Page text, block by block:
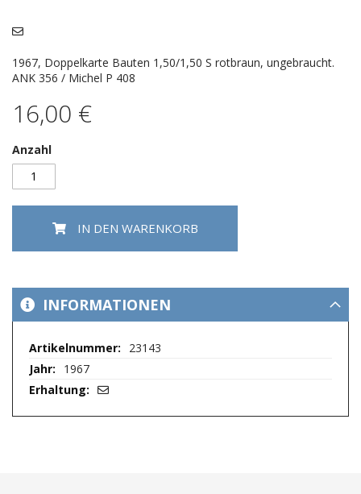
1967, Doppelkarte Bauten 1,50/1,50 S rotbraun, ungebraucht.
ANK 356 / Michel P 408
16,00 €
Anzahl
IN DEN WARENKORB
springen
INFORMATIONEN
Mehr
23143
1967